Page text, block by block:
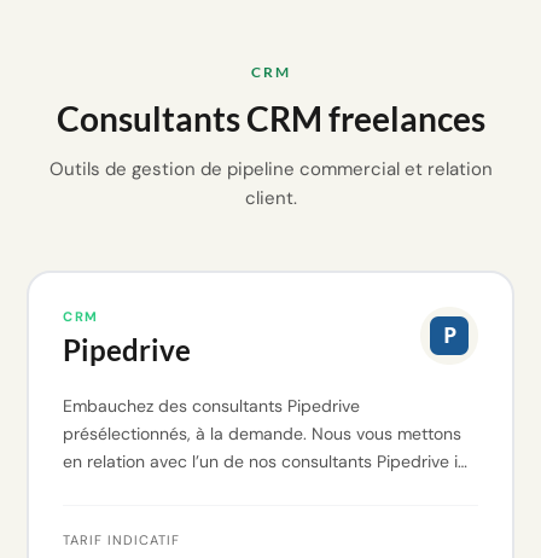
CRM
Consultants CRM freelances
Outils de gestion de pipeline commercial et relation
client.
CRM
Pipedrive
Embauchez des consultants Pipedrive
présélectionnés, à la demande. Nous vous mettons
en relation avec l’un de nos consultants Pipedrive i…
TARIF INDICATIF